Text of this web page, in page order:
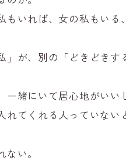
いれば、女の私もいる
」が、別の「どきどきす
一緒にいて居心地がいい
れてくれる人っていない
い。